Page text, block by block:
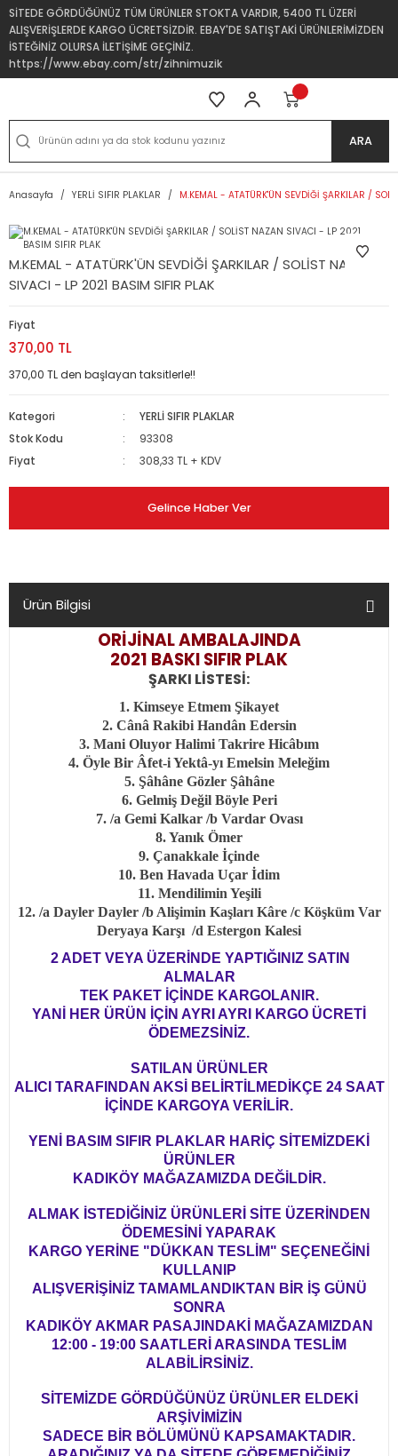
SİTEDE GÖRDÜĞÜNÜZ TÜM ÜRÜNLER STOKTA VARDIR, 5400 TL ÜZERİ
ALIŞVERİŞLERDE KARGO ÜCRETSİZDİR. EBAY'DE SATIŞTAKİ ÜRÜNLERİMİZDEN
İSTEĞİNİZ OLURSA İLETİŞİME GEÇİNİZ.
https://www.ebay.com/str/zihnimuzik
ARA
Anasayfa YERLİ SIFIR PLAKLAR M.KEMAL - ATATÜRK'ÜN SEVDİĞİ ŞARKILAR /
M.KEMAL - ATATÜRK'ÜN SEVDİĞİ ŞARKILAR / SOLİST NAZAN
SIVACI - LP 2021 BASIM SIFIR PLAK
Fiyat
370,00 TL
370,00 TL den başlayan taksitlerle!!
Kategori
YERLİ SIFIR PLAKLAR
Stok Kodu
93308
Fiyat
308,33 TL + KDV
Gelince Haber Ver
Ürün Bilgisi
ORİJİNAL AMBALAJINDA
2021 BASKI SIFIR PLAK
ŞARKI LİSTESİ:
1. Kimseye Etmem Şikayet
2. Cânâ Rakibi Handân Edersin
3. Mani Oluyor Halimi Takrire Hicâbım
4. Öyle Bir Âfet-i Yektâ-yı Emelsin Meleğim
5. Şâhâne Gözler Şâhâne
6. Gelmiş Değil Böyle Peri
7. /a Gemi Kalkar /b Vardar Ovası
8. Yanık Ömer
9. Çanakkale İçinde
10. Ben Havada Uçar İdim
11. Mendilimin Yeşili
12. /a Dayler Dayler /b Alişimin Kaşları Kâre /c Köşküm Var
Deryaya Karşı /d Estergon Kalesi
2 ADET VEYA ÜZERİNDE YAPTIĞINIZ SATIN
ALMALAR
TEK PAKET İÇİNDE KARGOLANIR.
YANİ HER ÜRÜN İÇİN AYRI AYRI KARGO ÜCRETİ
ÖDEMEZSİNİZ.
SATILAN ÜRÜNLER
ALICI TARAFINDAN AKSİ BELİRTİLMEDİKÇE 24 SAAT
İÇİNDE KARGOYA VERİLİR.
YENİ BASIM SIFIR PLAKLAR HARİÇ SİTEMİZDEKİ
ÜRÜNLER
KADIKÖY MAĞAZAMIZDA DEĞİLDİR.
ALMAK İSTEDİĞİNİZ ÜRÜNLERİ SİTE ÜZERİNDEN
ÖDEMESİNİ YAPARAK
KARGO YERİNE "DÜKKAN TESLİM" SEÇENEĞİNİ
KULLANIP
ALIŞVERİŞİNİZ TAMAMLANDIKTAN BİR İŞ GÜNÜ
SONRA
KADIKÖY AKMAR PASAJINDAKİ MAĞAZAMIZDAN
12:00 - 19:00 SAATLERİ ARASINDA TESLİM
ALABİLİRSİNİZ.
SİTEMİZDE GÖRDÜĞÜNÜZ ÜRÜNLER ELDEKİ
ARŞİVİMİZİN
SADECE BİR BÖLÜMÜNÜ KAPSAMAKTADIR.